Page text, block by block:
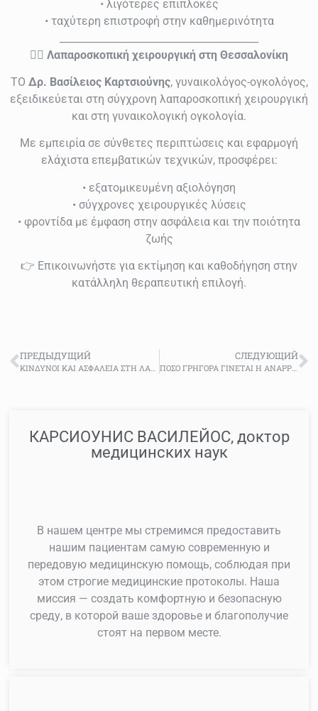
• λιγότερες επιπλοκές
• ταχύτερη επιστροφή στην καθημερινότητα
👨‍⚕️ Λαπαροσκοπική χειρουργική στη Θεσσαλονίκη
ТО Δρ. Βασίλειος Καρτσιούνης, γυναικολόγος-ογκολόγος,
εξειδικεύεται στη σύγχρονη λαπαροσκοπική χειρουργική
και στη γυναικολογική ογκολογία.
Με εμπειρία σε σύνθετες περιπτώσεις και εφαρμογή
ελάχιστα επεμβατικών τεχνικών, προσφέρει:
• εξατομικευμένη αξιολόγηση
• σύγχρονες χειρουργικές λύσεις
• φροντίδα με έμφαση στην ασφάλεια και την ποιότητα
ζωής
👉 Επικοινωνήστε για εκτίμηση και καθοδήγηση στην
κατάλληλη θεραπευτική επιλογή.
ПРЕДЫДУЩИЙ
ΚΙΝΔΥΝΟΙ ΚΑΙ ΑΣΦΑΛΕΙΑ ΣΤΗ ΛΑΠΑΡΟΣΚΟΠΙΚΗ ΧΕΙΡΟΥΡΓΙΚΗ: ΤΙ ΠΡΕΠΕΙ ΝΑ ΓΝΩΡΙΖΕΤΕ ΣΤΗ ΓΥΝΑΙΚΟΛΟΓΙΚΗ ΟΓΚΟΛΟΓΙΑ
СЛЕДУЮЩИЙ
ΠΟΣΟ ΓΡΗΓΟΡΑ ΓΙΝΕΤΑΙ Η ΑΝΑΡΡΩΣΗ ΜΕΤΑ ΑΠΟ ΛΑΠΑΡΟΣΚΟΠΙΚΗ ΧΕΙΡΟΥΡΓΙΚΗ
КАРСИОУНИС ВАСИЛЕЙОС, доктор
медицинских наук
В нашем центре мы стремимся предоставить
нашим пациентам самую современную и
передовую медицинскую помощь, соблюдая при
этом строгие медицинские протоколы. Наша
миссия — создать комфортную и безопасную
среду, в которой ваше здоровье и благополучие
стоят на первом месте.